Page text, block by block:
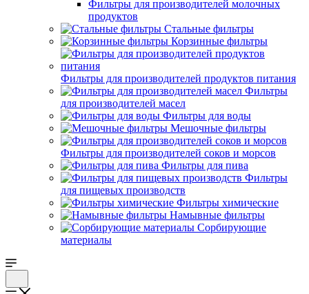
Фильтры для производителей молочных
продуктов
Стальные фильтры
Корзинные фильтры
Фильтры для производителей продуктов питания
Фильтры
для производителей масел
Фильтры для воды
Мешочные фильтры
Фильтры для производителей соков и морсов
Фильтры для пива
Фильтры
для пищевых производств
Фильтры химические
Намывные фильтры
Сорбирующие
материалы